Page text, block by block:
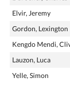
Elvir, Jeremy
Gordon, Lexington
Kengdo Mendi,
Lauzon, Luca
Yelle, Simon